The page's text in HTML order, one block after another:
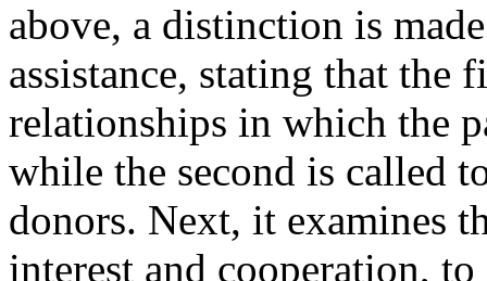
above, a distinction is
assistance, stating that the
relationships in which the
while the second is called
donors. Next, it examines
interest and cooperation,